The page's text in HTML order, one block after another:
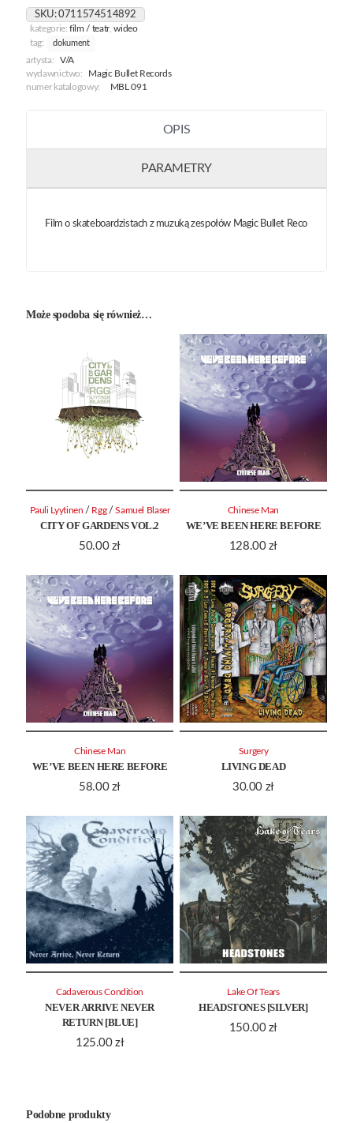
The
Battlefield
SKU:0711574514892
kategorie:film / teatr,wideo
tag:
dokument
artysta:
V/A
wydawnictwo:
Magic Bullet Records
numer katalogowy:
MBL 091
OPIS
PARAMETRY
Film o skateboardzistach z muzuką zespołów Magic Bullet Reco
Może spodoba się również…
CITY OF GARDENS VOL.2
50.00 zł
Pauli Lyytinen / Rgg /Samuel Blaser
WE’VE BEEN HERE BEFORE
128.00 zł
Chinese Man
WE’VE BEEN HERE BEFORE
58.00 zł
Chinese Man
LIVING DEAD
30.00 zł
Surgery
NEVER ARRIVE NEVER
RETURN [BLUE]
125.00 zł
Cadaverous Condition
HEADSTONES [SILVER]
150.00 zł
Lake Of Tears
Podobne produkty